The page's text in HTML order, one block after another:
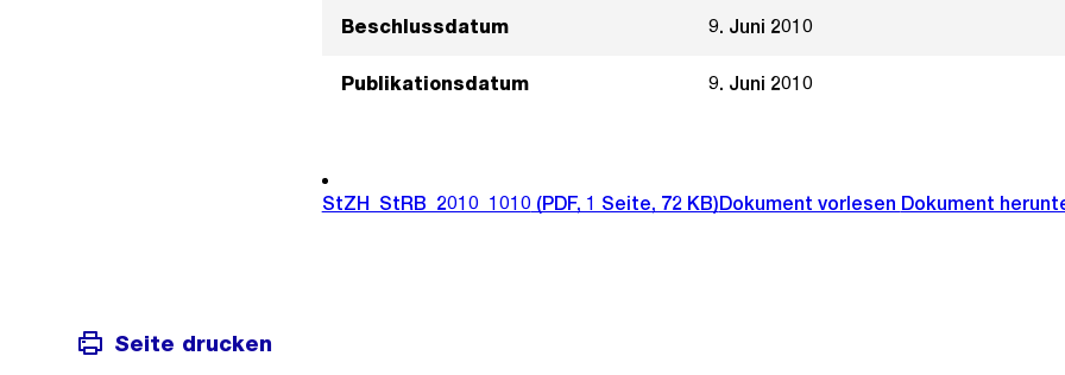
Beschlussdatum 9. Juni 2010
Publikationsdatum 9. Juni 2010
StZH_StRB_2010_1010 (PDF, 1 Seite, 72 KB)Dokument vorlesen Dokument
Seite drucken